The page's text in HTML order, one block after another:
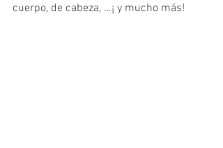
cuerpo, de cabeza, …¡ y mucho más!